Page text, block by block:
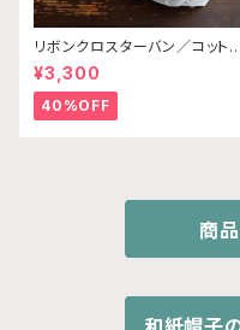
リボンクロスターバン／コットン
リネン グリーン・ライトグレー
刺繡
¥3,300
40%OFF
商